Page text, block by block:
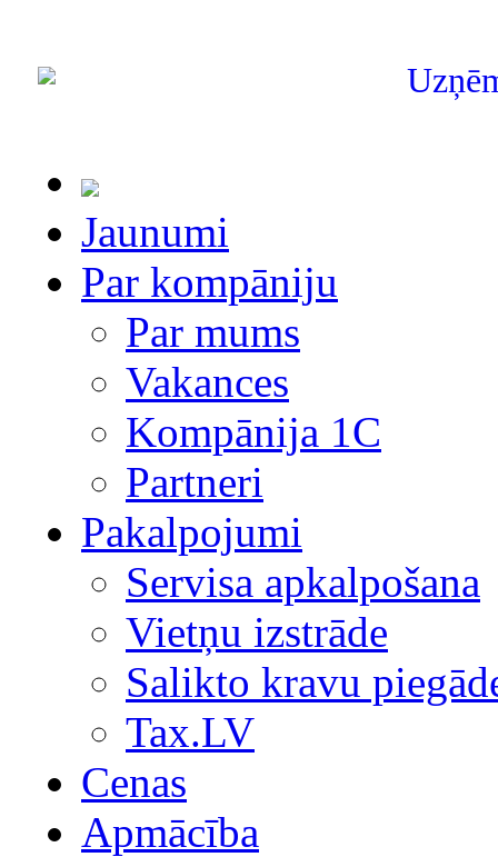
Jaunumi
Par kompāniju
Par mums
Vakances
Kompānija 1С
Partneri
Pakalpojumi
Servisa apkalpošana
Vietņu izstrāde
Salikto kravu
Tax.LV
Cenas
Apmācība